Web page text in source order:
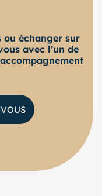
ou échanger sur
avec l’un de